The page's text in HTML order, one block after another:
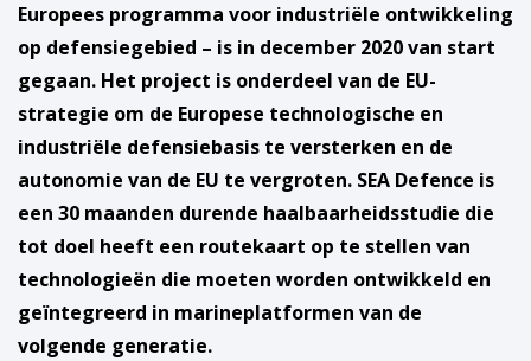
Europees programma voor industriële ontwikkeling
op defensiegebied – is in december 2020 van start
gegaan. Het project is onderdeel van de EU-
strategie om de Europese technologische en
industriële defensiebasis te versterken en de
autonomie van de EU te vergroten. SEA Defence is
een 30 maanden durende haalbaarheidsstudie die
tot doel heeft een routekaart op te stellen van
technologieën die moeten worden ontwikkeld en
geïntegreerd in marineplatformen van de
volgende generatie.